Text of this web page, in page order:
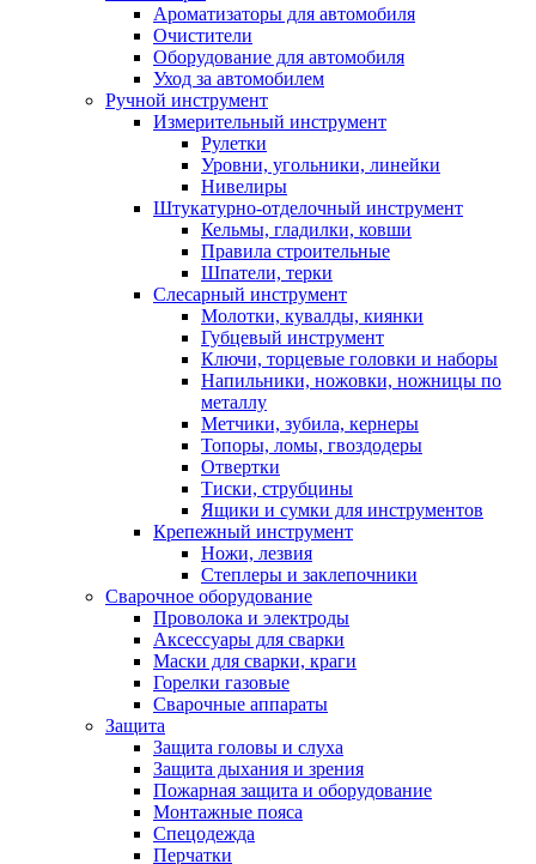
Ароматизаторы для автомобиля
Очистители
Оборудование для автомобиля
Уход за автомобилем
Ручной инструмент
Измерительный инструмент
Рулетки
Уровни, угольники, линейки
Нивелиры
Штукатурно-отделочный инструмент
Кельмы, гладилки, ковши
Правила строительные
Шпатели, терки
Слесарный инструмент
Молотки, кувалды, киянки
Губцевый инструмент
Ключи, торцевые головки и наборы
Напильники, ножовки, ножницы по
металлу
Метчики, зубила, кернеры
Топоры, ломы, гвоздодеры
Отвертки
Тиски, струбцины
Ящики и сумки для инструментов
Крепежный инструмент
Ножи, лезвия
Степлеры и заклепочники
Сварочное оборудование
Проволока и электроды
Аксессуары для сварки
Маски для сварки, краги
Горелки газовые
Сварочные аппараты
Защита
Защита головы и слуха
Защита дыхания и зрения
Пожарная защита и оборудование
Монтажные пояса
Спецодежда
Перчатки